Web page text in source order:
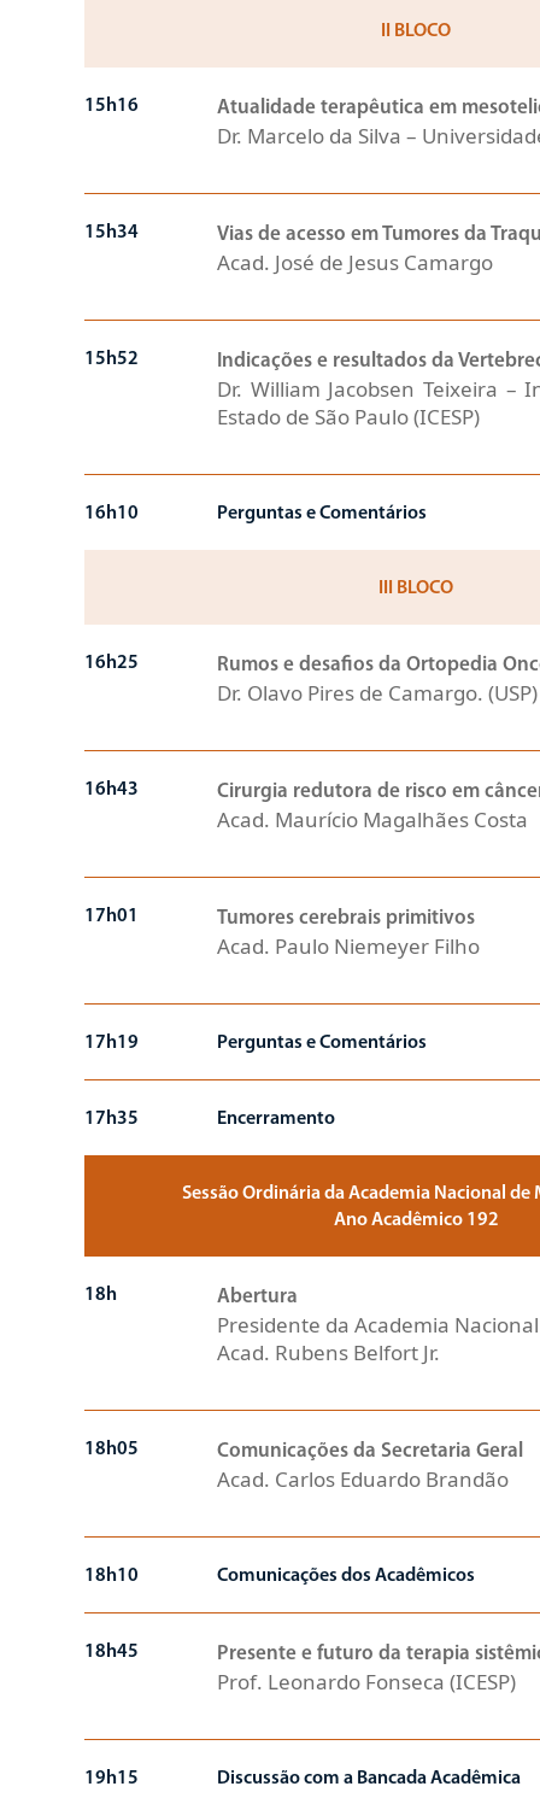
II BLOCO
15h16 Atualidade terapêutica em
Dr. Marcelo da Silva –
15h34 Vias de acesso em Tumores da
Acad. José de Jesus Camargo
15h52 Indicações e resultados da
Dr. William Jacobsen Teixeira –
Estado de São Paulo (ICESP)
16h10 Perguntas e Comentários
III BLOCO
16h25 Rumos e desafios da Ortopedia
Dr. Olavo Pires de Camargo. (USP)
16h43 Cirurgia redutora de risco em
Acad. Maurício Magalhães Costa
17h01 Tumores cerebrais primitivos
Acad. Paulo Niemeyer Filho
17h19 Perguntas e Comentários
17h35 Encerramento
Sessão Ordinária da Academia Nacional de
Ano Acadêmico 192
18h Abertura
Presidente da Academia
Acad. Rubens Belfort Jr.
18h05 Comunicações da Secretaria Geral
Acad. Carlos Eduardo Brandão
18h10 Comunicações dos Acadêmicos
18h45 Presente e futuro da terapia
Prof. Leonardo Fonseca (ICESP)
19h15 Discussão com a Bancada Acadêmica